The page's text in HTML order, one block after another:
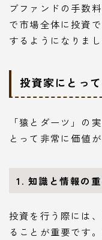
ブファンドの手数
で市場全体に投資
するようになりまし
投資家にとっ
「猿とダーツ」の
とって非常に価値が
1. 知識と情報の
投資を行う際には
ることが重要です